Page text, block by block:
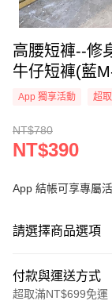
高腰短褲--修
牛仔短褲(藍
App 獨享活動 超
NT$780
NT$390
App 結帳可享專屬
請選擇商品選項
付款與運送方式
超取滿NT$699免運